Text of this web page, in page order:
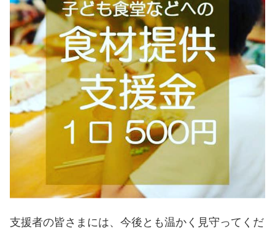
支援者の皆さまには、今後とも温かく見守ってくだ